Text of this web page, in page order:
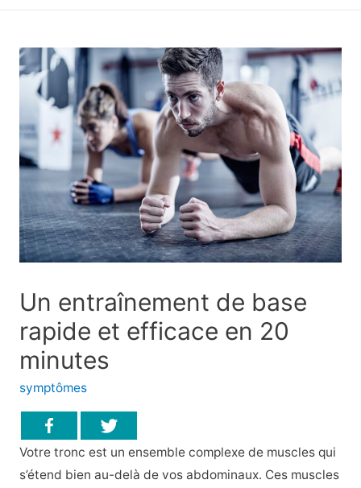
Un entraînement de base
rapide et efficace en 20
minutes
symptômes
Votre tronc est un ensemble complexe de muscles qui
s’étend bien au-delà de vos abdominaux. Ces muscles